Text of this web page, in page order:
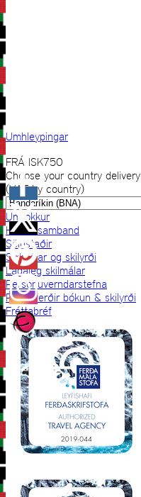
Umhleypingar
FRÁ ISK750
Choose your country delivery
(VAT by country)
Um okkur
Hafðu samband
Sölustaðir
Skilmálar og skilyrði
Lagaleg skilmálar
Persónuverndarstefna
Prjónaferðir bókun & skilyrði
Fréttabréf